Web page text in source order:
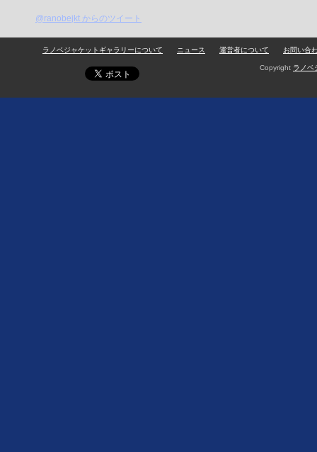
@ranobejkt からのツイート
ラノベジャケットギャラリーについて ニュース 運営者について お問い合
Copyright ラノベ